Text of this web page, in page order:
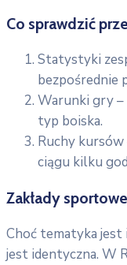
Co sprawdzić
Statystyki
bezpośrednie
Warunki gry –
typ boiska.
Ruchy kursów
ciągu kilku
Zakłady
Choć tematyka jest
jest identyczna. W